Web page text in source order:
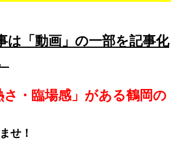
は「動画」の一部を記事化
さ・臨場感」がある鶴岡の
せ！